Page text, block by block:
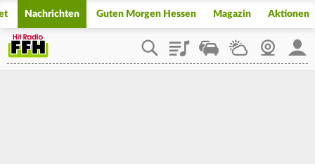
Nachrichten Guten Morgen Hessen Magazin Aktionen
PlaylistStaupilotWetterWebcam